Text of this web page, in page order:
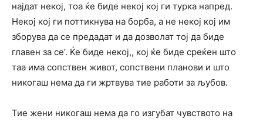
најдат некој, тоа ќе биде некој кој ги турка напред.
Некој кој ги поттикнува на борба, а не некој кој им
зборува да се предадат и да дозволат тој да биде
главен за се’. Ќе биде некој,, кој ќе биде среќен што
таа има сопствен живот, сопствени планови и што
никогаш нема да ги жртвува тие работи за љубов.
Тие жени никогаш нема да го изгубат чувството на